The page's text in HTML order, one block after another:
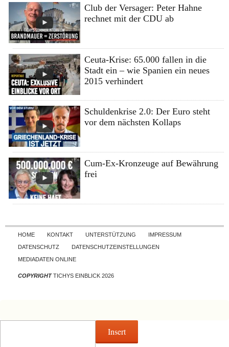
Club der Versager: Peter Hahne
rechnet mit der CDU ab
Ceuta-Krise: 65.000 fallen in die
Stadt ein – wie Spanien ein neues
2015 verhindert
Schuldenkrise 2.0: Der Euro steht
vor dem nächsten Kollaps
Cum-Ex-Kronzeuge auf Bewährung
frei
Skip to content
HOME KONTAKT UNTERSTÜTZUNG
IMPRESSUM
DATENSCHUTZ
DATENSCHUTZEINSTELLUNGEN
MEDIADATEN ONLINE
COPYRIGHTTICHYS EINBLICK 2026
Insert